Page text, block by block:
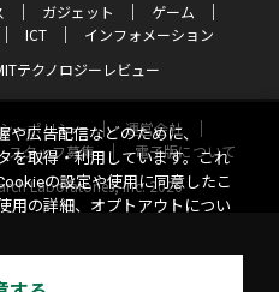
ガジェット
ゲーム
ICT
インフォメーション
テクノロジーレビュー
ーポリシー
運営会社
スタッフ募集
電子版について
Laboratories, Inc. 2026
広告配信などのために、
を取得・利用しています。これ
の設定や使用に同意したこ
用の詳細、オプトアウトについ